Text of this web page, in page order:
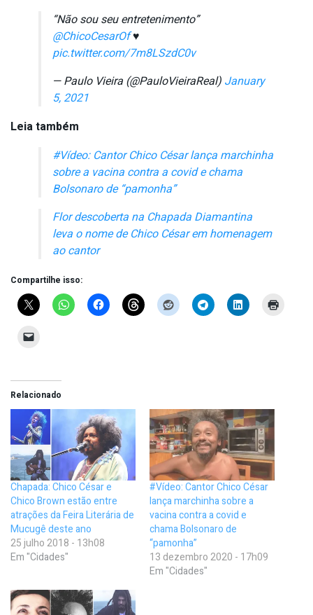
“Não sou seu entretenimento”
@ChicoCesarOf♥️
pic.twitter.com/7m8LSzdC0v
— Paulo Vieira (@PauloVieiraReal) January
5, 2021
Leia também
#Vídeo: Cantor Chico César lança marchinha
sobre a vacina contra a covid e chama
Bolsonaro de “pamonha”
Flor descoberta na Chapada Diamantina
leva o nome de Chico César em homenagem
ao cantor
Compartilhe isso:
Relacionado
Chapada: Chico César e
Chico Brown estão entre
atrações da Feira Literária de
Mucugê deste ano
25 julho 2018 - 13h08
Em "Cidades"
#Vídeo: Cantor Chico César
lança marchinha sobre a
vacina contra a covid e
chama Bolsonaro de
“pamonha”
13 dezembro 2020 - 17h09
Em "Cidades"